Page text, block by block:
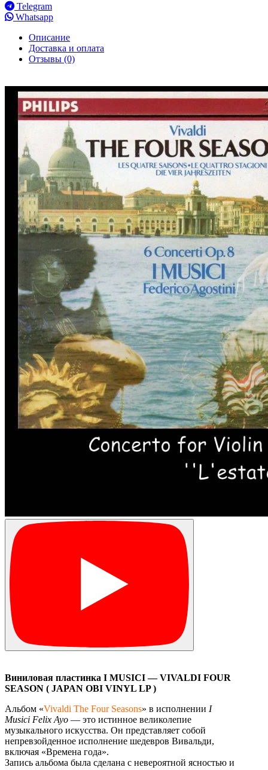
Telegram
Whatsapp
Описание
Доставка и оплата
Отзывы (0)
Виниловая пластинка I MUSICI — VIVALDI FOUR
SEASON ( JAPAN OBI VINYL LP )
Альбом «Vivaldi The Four Seasons» в исполнении I
Musici Felix Ayo — это истинное великолепие
музыкального искусства. Он представляет собой
непревзойденное исполнение шедевров Вивальди,
включая «Времена года».
Запись альбома была сделана с невероятной ясностью и